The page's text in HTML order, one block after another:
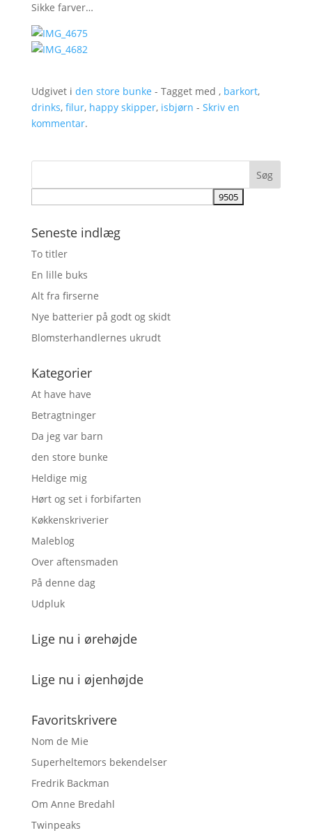
Sikke farver…
Udgivet i den store bunke - Tagget med , barkort,
drinks, filur, happy skipper, isbjørn - Skriv en
kommentar.
Seneste indlæg
To titler
En lille buks
Alt fra firserne
Nye batterier på godt og skidt
Blomsterhandlernes ukrudt
Kategorier
At have have
Betragtninger
Da jeg var barn
den store bunke
Heldige mig
Hørt og set i forbifarten
Køkkenskriverier
Maleblog
Over aftensmaden
På denne dag
Udpluk
Lige nu i ørehøjde
Lige nu i øjenhøjde
Favoritskrivere
Nom de Mie
Superheltemors bekendelser
Fredrik Backman
Om Anne Bredahl
Twinpeaks